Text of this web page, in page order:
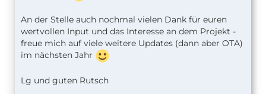
An der Stelle auch nochmal vielen Dank für euren
wertvollen Input und das Interesse an dem Projekt -
freue mich auf viele weitere Updates (dann aber OTA)
im nächsten Jahr
Lg und guten Rutsch